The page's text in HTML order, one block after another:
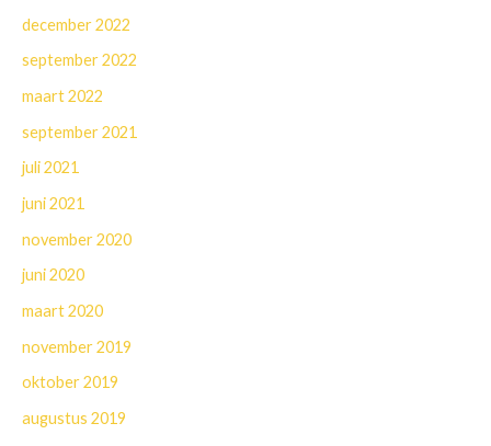
december 2022
september 2022
maart 2022
september 2021
juli 2021
juni 2021
november 2020
juni 2020
maart 2020
november 2019
oktober 2019
augustus 2019